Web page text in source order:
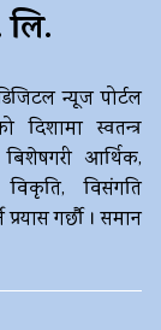
न्यूज पोर्टल
स्वतन्त्र
आर्थिक,
विसंगति
गर्छौ । समान